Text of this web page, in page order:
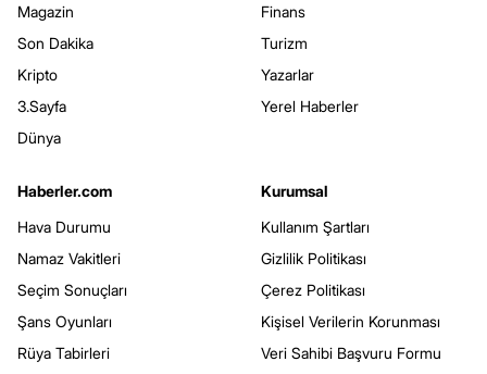
Magazin
Son Dakika
Kripto
3.Sayfa
Dünya
Finans
Turizm
Yazarlar
Yerel Haberler
Haberler.com
Hava Durumu
Namaz Vakitleri
Seçim Sonuçları
Şans Oyunları
Rüya Tabirleri
Kurumsal
Kullanım Şartları
Gizlilik Politikası
Çerez Politikası
Kişisel Verilerin Korunması
Veri Sahibi Başvuru Formu